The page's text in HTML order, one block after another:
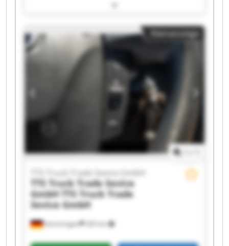
Truck Trade Sevice GmbH TTS Truck Trade
Truck Trade Sevice GmbH TTS Truck Trade
Sevice GmbH TTS Truck Trade Sevice GmbH TTS
Truck Trade Sevice GmbH TTS Truck Trade
Sevice GmbH TTS Truck Trade Sevice GmbH TTS
Truck Trade Sevice GmbH TTS Truck Trade
Sevice GmbH TTS Truck Trade Sevice GmbH TTS
Truck Trade Sevice GmbH TTS Truck Trade
Sevice GmbH TTS Truck Trade Sevice GmbH TTS
Truck Trade Sevice GmbH TTS Truck Trade
Sevice GmbH
Kleinanzeige
Gemmingen 265 km
TTS Truck Trade Sevice GmbH
TTS Truck Trade Sevice
GmbH TTS Truck Trade
Sevice GmbH